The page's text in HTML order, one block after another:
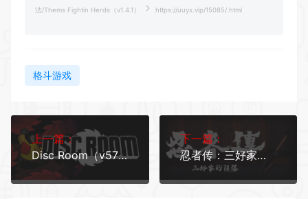
法/Thems Fightin Herds（v1.4.1） https://uuyx.vip/15085/.html
格斗游戏
上一篇：
Disc Room（v5716896）
下一篇：
忍者传：三好家的陨落/Tale of Ninja: Fall of the Miyoshi（v5728273）